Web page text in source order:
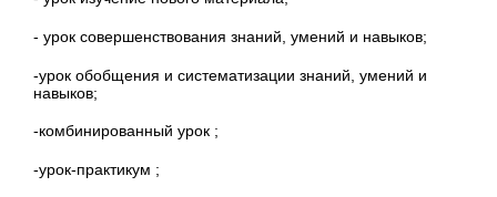
- урок совершенствования знаний, умений и навыков;
-урок обобщения и систематизации знаний, умений и
навыков;
-комбинированный урок ;
-урок-практикум ;